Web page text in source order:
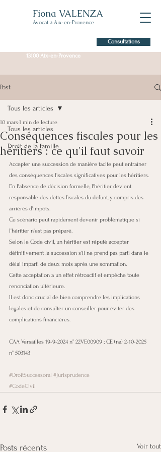
Fiona VALENZA
Avocat à Aix-en-Provence
13100 Aix-en-Provence
Consultations
Post
Tous les articles
Droit de la famille
Tous les articles
Conséquences fiscales pour les
héritiers : ce qu'il faut savoir
10 mars1 min de lecture
Accepter une succession de manière tacite peut entraîner
des conséquences fiscales significatives pour les héritiers.
En l'absence de décision formelle, l'héritier devient
responsable des dettes fiscales du défunt, y compris des
arriérés d'impôts.
Ce scénario peut rapidement devenir problématique si
l'héritier n'est pas préparé.
Selon le Code civil, un héritier est réputé accepter
définitivement la succession s'il ne prend pas parti dans le
délai imparti de deux mois après une sommation.
Cette acceptation a un effet rétroactif et empêche toute
renonciation ultérieure.
Il est donc crucial de bien comprendre les implications
légales et de consulter un conseiller pour éviter des
complications financières.
CAA Versailles 19-9-2024 n° 22VE00909 ; CE (na) 2-10-2025
n° 503143
#DroitSuccessoral #Jurisprudence
#CodeCivil
Posts récents Voir tout